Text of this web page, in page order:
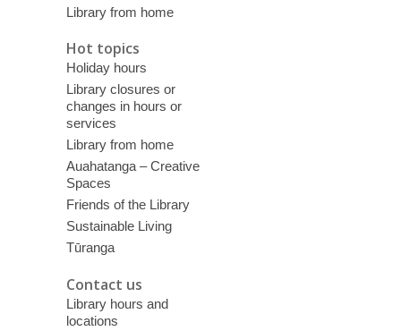
Library from home
Hot topics
Holiday hours
Library closures or
changes in hours or
services
Library from home
Auahatanga – Creative
Spaces
Friends of the Library
Sustainable Living
Tūranga
Contact us
Library hours and
locations